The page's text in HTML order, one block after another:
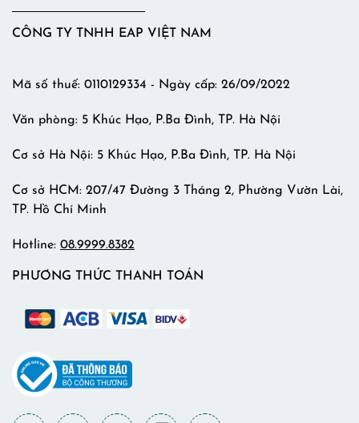
CÔNG TY TNHH EAP VIỆT NAM
Mã số thuế: 0110129334 - Ngày cấp: 26/09/2022
Văn phòng: 5 Khúc Hạo, P.Ba Đình, TP. Hà Nội
Cơ sở Hà Nội: 5 Khúc Hạo, P.Ba Đình, TP. Hà Nội
Cơ sở HCM: 207/47 Đường 3 Tháng 2, Phường Vườn Lài,
TP. Hồ Chí Minh
Hotline: 08.9999.8382
PHƯƠNG THỨC THANH TOÁN